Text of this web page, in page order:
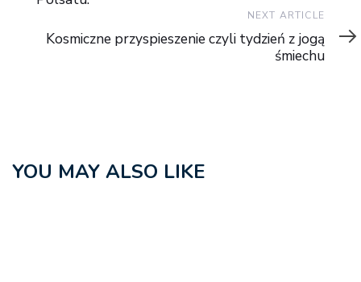
Article
NEXT ARTICLE
Kosmiczne przyspieszenie czyli tydzień z jogą
śmiechu
YOU MAY ALSO LIKE